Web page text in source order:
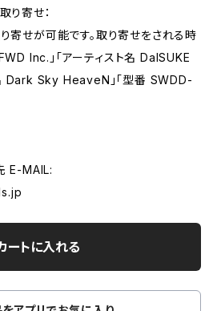
り寄せ：
寄せが可能です。取り寄せをされる時
Inc.」「アーティスト名 DaISUKE
Dark Sky HeaveN」「型番 SWDD-
E-MAIL:
ートに入れる